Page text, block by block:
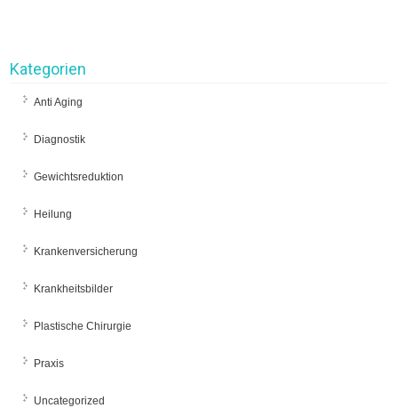
Kategorien
Anti Aging
Diagnostik
Gewichtsreduktion
Heilung
Krankenversicherung
Krankheitsbilder
Plastische Chirurgie
Praxis
Uncategorized